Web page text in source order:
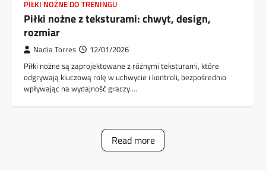
PIŁKI NOŻNE DO TRENINGU
Piłki nożne z teksturami: chwyt, design,
rozmiar
Nadia Torres 12/01/2026
Piłki nożne są zaprojektowane z różnymi teksturami, które
odgrywają kluczową rolę w uchwycie i kontroli, bezpośrednio
wpływając na wydajność graczy.…
Read more